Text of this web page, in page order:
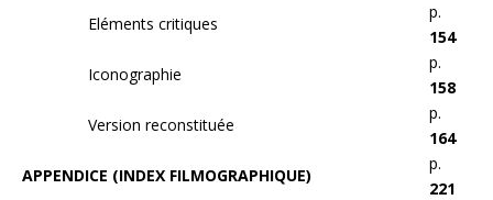
Eléments critiques
p.
154
Iconographie
p.
158
Version reconstituée
p.
164
APPENDICE (INDEX FILMOGRAPHIQUE)
p.
221